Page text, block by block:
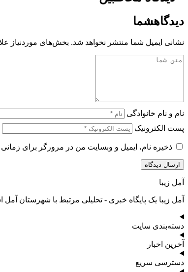
دیدگاهشما
نشانی ایمیل شما منتشر نخواهد شد. بخش‌های موردنیاز
نام و نام خانوادگی
پست الکترونیک
ذخیره نام، ایمیل و وبسایت من در مرورگر برای
آمل زیبا
آمل زیبا یک پایگاه خبری - تحلیلی مرتبط با شهرستان
دسته‌بندی سایت
آخرین اخبار
دسترسی سریع